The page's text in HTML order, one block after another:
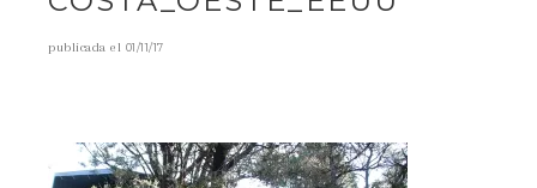
publicada el 01/11/17